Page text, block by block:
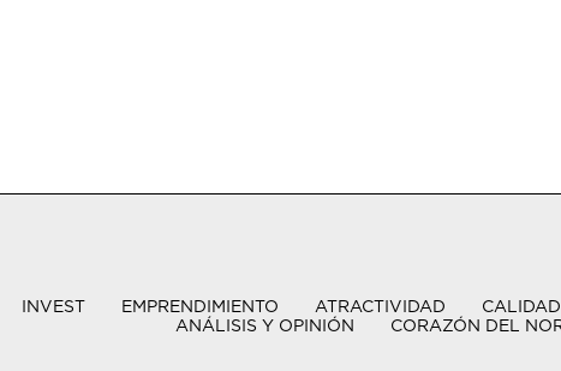
INVEST EMPRENDIMIENTO ATRACTIVIDAD
ANÁLISIS Y OPINIÓN
CORAZÓN DEL